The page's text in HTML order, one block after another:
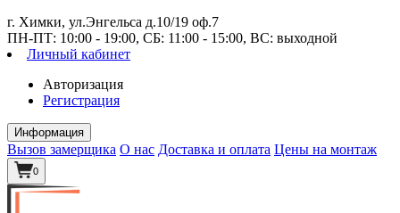
г. Химки, ул.Энгельса д.10/19 оф.7
ПН-ПТ: 10:00 - 19:00, СБ: 11:00 - 15:00, ВС: выходной
Личный кабинет
Авторизация
Регистрация
Информация
Вызов замерщика О нас Доставка и оплата Цены на монтаж
0